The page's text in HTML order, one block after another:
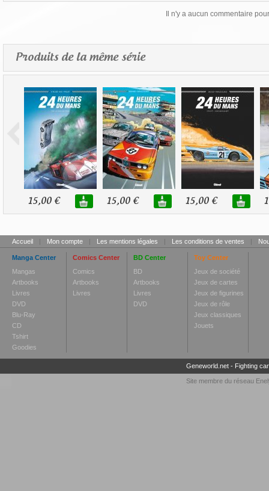
Il n'y a aucun commentaire
Produits de la même série
15,00 € 15,00 € 15,00 €
Accueil | Mon compte | Les mentions légales | Les conditions de ventes |
Manga Center
Mangas
Artbooks
Livres
DVD
Blu-Ray
CD
Tshirt
Goodies
Comics Center
Comics
Artbooks
Livres
BD Center
BD
Artbooks
Livres
DVD
Toy Center
Jeux de société
Jeux de cartes
Jeux de figurines
Jeux de rôle
Jeux classiques
Jouets
Geneworld.net- Fighting
Site membre du réseau